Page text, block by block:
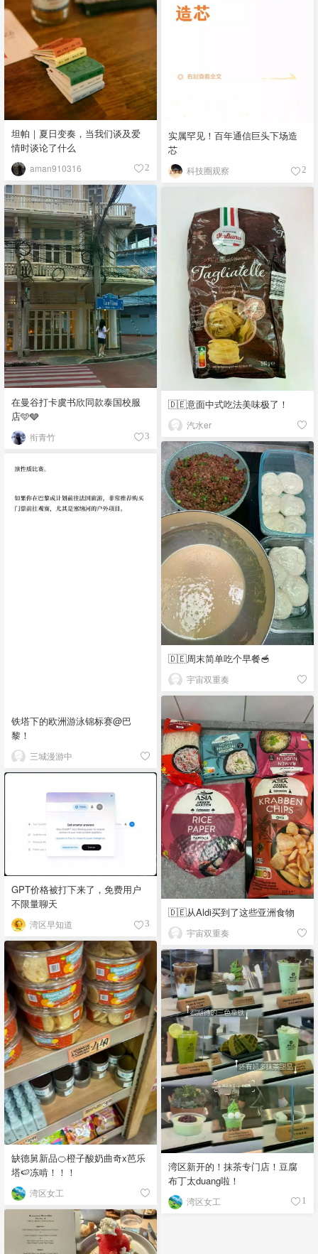
实属罕见！百年通信巨头下场造
芯
科技圈观察 2
坦帕｜夏日变奏，当我们谈及爱
情时谈论了什么
aman910316 2
在曼谷打卡虞书欣同款泰国校服
店🩵🩶
衔青竹 3
🇩🇪意面中式吃法美味极了！
汽水er
🇩🇪周末简单吃个早餐🥣
宇宙双重奏
铁塔下的欧洲游泳锦标赛@巴
黎！
三城漫游中
🇩🇪从Aldi买到了这些亚洲食物
宇宙双重奏
GPT价格被打下来了，免费用户
不限量聊天
湾区早知道 3
缺德舅新品🍊橙子酸奶曲奇x芭乐
塔🍉冻啃！！！
湾区女工
湾区新开的！抹茶专门店！豆腐
布丁太duang啦！
湾区女工 1